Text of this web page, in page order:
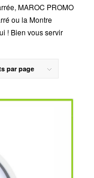
MAROC PROMO
ou la Montre
! Bien vous servir
par page